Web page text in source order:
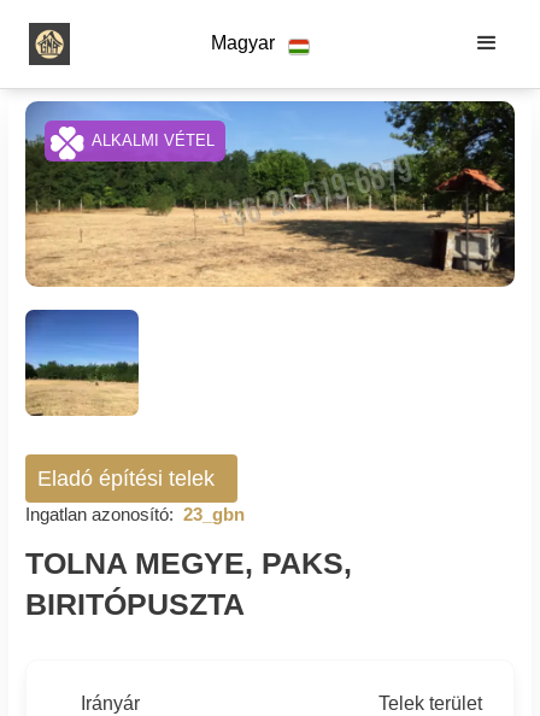
Magyar
ALKALMI VÉTEL
Eladó építési telek
Ingatlan azonosító: 23_gbn
TOLNA MEGYE, PAKS,
BIRITÓPUSZTA
Irányár Telek terület